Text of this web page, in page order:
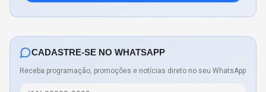
CADASTRE-SE NO WHATSAPP
Receba programação, promoções e notícias direto no seu WhatsApp